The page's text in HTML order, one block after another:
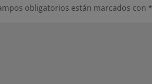
obligatorios están marcados con